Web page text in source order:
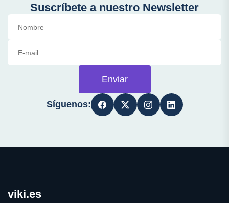
Suscríbete a nuestro Newsletter
Enviar
Síguenos:
viki.es